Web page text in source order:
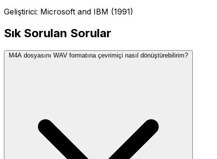
Geliştirici: Microsoft and IBM (1991)
Sık Sorulan Sorular
M4A dosyasını WAV formatına çevrimiçi nasıl dönüştürebilirim?